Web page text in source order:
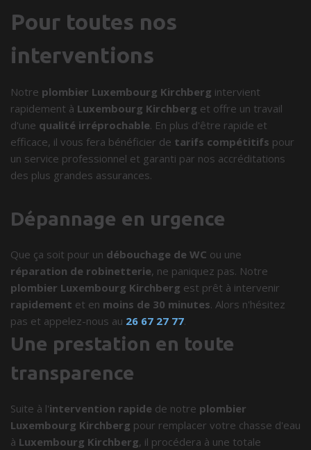
Pour toutes nos
interventions
Notre plombier Luxembourg Kirchberg intervient
rapidement à Luxembourg Kirchberg et offre un travail
d'une qualité irréprochable. En plus d'être rapide et
efficace, il vous fera bénéficier de tarifs compétitifs pour
un service professionnel et garanti par nos accréditations
des plus grandes assurances.
Dépannage en urgence
Que ça soit pour un débouchage de WC ou une
réparation de robinetterie, ne paniquez pas. Notre
plombier Luxembourg Kirchberg est prêt à intervenir
rapidement et en moins de 30 minutes. Alors n'hésitez
pas et appelez-nous au 26 67 27 77.
Une prestation en toute
transparence
Suite à l'intervention rapide de notre plombier
Luxembourg Kirchberg pour remplacer votre chasse d'eau
à Luxembourg Kirchberg, il procédera à une totale